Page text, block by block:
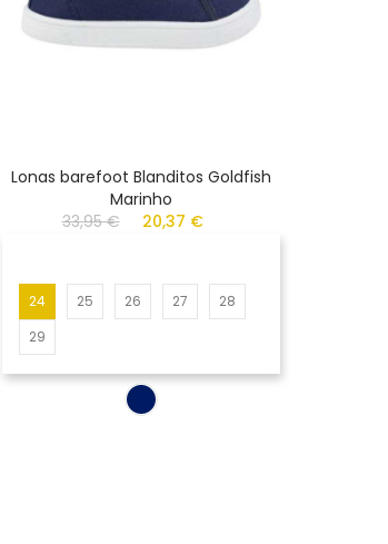
Lonas barefoot Blanditos Goldfish
Marinho
33,95 €
20,37 €
24 25 26 27
28
29